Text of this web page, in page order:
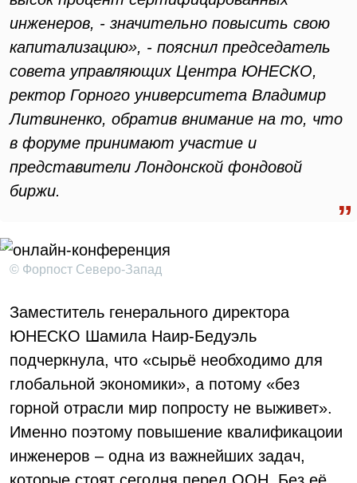
инженеров, - значительно повысить свою
капитализацию», - пояснил председатель
совета управляющих Центра ЮНЕСКО,
ректор Горного университета Владимир
Литвиненко, обратив внимание на то, что
в форуме принимают участие и
представители Лондонской фондовой
биржи.
© Форпост Северо-Запад
Заместитель генерального директора
ЮНЕСКО Шамила Наир-Бедуэль
подчеркнула, что «сырьё необходимо для
глобальной экономики», а потому «без
горной отрасли мир попросту не выживет».
Именно поэтому повышение квалификацоии
инженеров – одна из важнейших задач,